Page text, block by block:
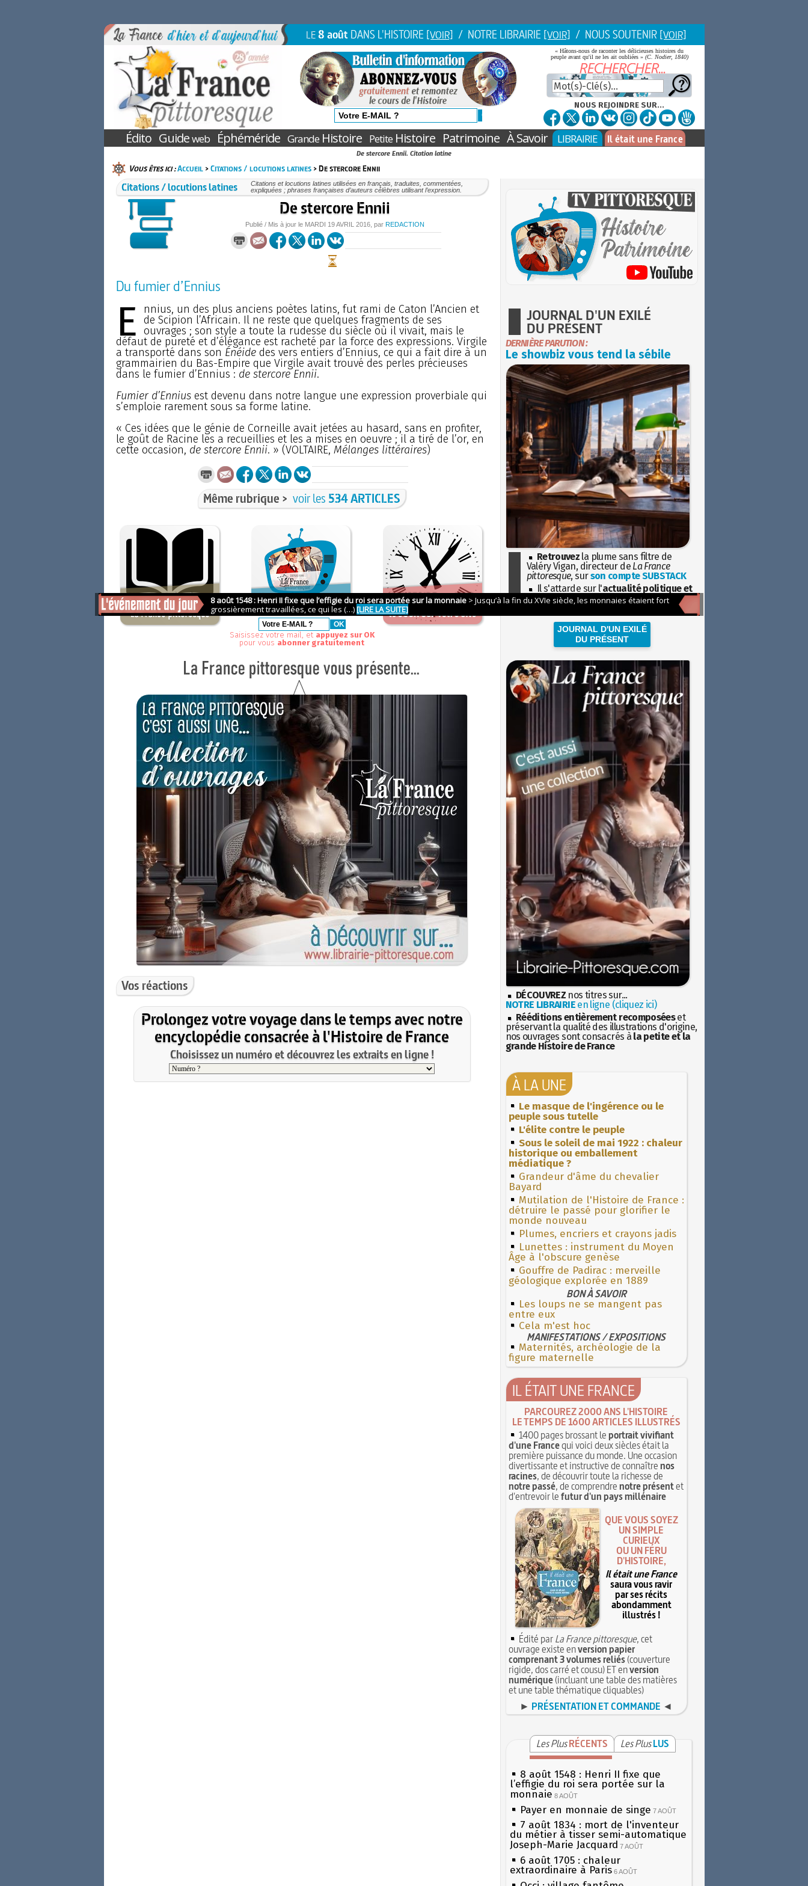
LE8 août DANS L'HISTOIRE [VOIR] / NOTRE LIBRAIRIE [VOIR] / NOUS SOUTENIR [VOIR]
« Hâtons-nous de raconter les délicieuses histoires du
peuple avant qu'il ne les ait oubliées » (C. Nodier, 1840)
NOUS REJOINDRE SUR...
Édito Guideweb Éphéméride GrandeHistoire PetiteHistoire Patrimoine À Savoir LIBRAIRIE Il était une France
De stercore Ennii. Citation latine
Vous êtes ici :Accueil>Citations / locutions latines> De stercore Ennii
Citations / locutions latines
Citations et locutions latines utilisées en français, traduites, commentées,
expliquées ; phrases françaises d’auteurs célèbres utilisant l’expression.
De stercore Ennii
Publié / Mis à jour le MARDI 19 AVRIL 2016 , par REDACTION
Du fumier d’Ennius
E
nnius, un des plus anciens poètes latins, fut rami de Caton l’Ancien et
de Scipion l’Africain. Il ne reste que quelques fragments de ses
ouvrages ; son style a toute la rudesse du siècle où il vivait, mais le
défaut de pureté et d’élégance est racheté par la force des expressions. Virgile
a transporté dans son Énéidedes vers entiers d’Ennius, ce qui a fait dire à un
grammairien du Bas-Empire que Virgile avait trouvé des perles précieuses
dans le fumier d’Ennius : de stercore Ennii.
Fumier d’Enniusest devenu dans notre langue une expression proverbiale qui
s’emploie rarement sous sa forme latine.
« Ces idées que le génie de Corneille avait jetées au hasard, sans en profiter,
le goût de Racine les a recueillies et les a mises en oeuvre ; il a tiré de l’or, en
cette occasion, de stercore Ennii. » (VOLTAIRE, Mélanges littéraires)
Même rubrique > voir les 534 ARTICLES
Saisissez votre mail, et appuyez sur OK
pour vous abonner gratuitement
Vos réactions
Prolongez votre voyage dans le temps avec notre
encyclopédie consacrée à l'Histoire de France
Choisissez un numéro et découvrez les extraits en ligne !
JOURNAL D'UN EXILÉ
DU PRÉSENT
DERNIÈRE PARUTION :
Le showbiz vous tend la sébile
Retrouvez la plume sans filtre de
Valéry Vigan, directeur de La France
pittoresque, surson compte SUBSTACK
Il s'attarde sur l'actualité politique et
sociétaleavec la hauteur de vue de
JOURNAL D'UN EXILÉ
DU PRÉSENT
DÉCOUVREZ nos titres sur...
NOTRE LIBRAIRIEen ligne (cliquez ici)
Rééditions entièrement recomposéeset
préservant la qualité des illustrations d'origine,
nos ouvrages sont consacrés à la petite et la
grande Histoire de France
À LA UNE
Le masque de l'ingérence ou le
peuple sous tutelle
L'élite contre le peuple
Sous le soleil de mai 1922 : chaleur
historique ou emballement
médiatique ?
Grandeur d'âme du chevalier
Bayard
Mutilation de l'Histoire de France :
détruire le passé pour glorifier le
monde nouveau
Plumes, encriers et crayons jadis
Lunettes : instrument du Moyen
Âge à l'obscure genèse
Gouffre de Padirac : merveille
géologique explorée en 1889
BON À SAVOIR
Les loups ne se mangent pas
entre eux
Cela m'est hoc
MANIFESTATIONS / EXPOSITIONS
Maternités, archéologie de la
figure maternelle
IL ÉTAIT UNE FRANCE
PARCOUREZ 2000 ANS L'HISTOIRE
LE TEMPS DE 1600 ARTICLES ILLUSTRÉS
1400 pages brossant leportrait vivifiant
d'une Francequi voici deux siècles était la
première puissance du monde. Une occasion
divertissante et instructive de connaîtrenos
racines, de découvrir toute la richesse de
notre passé, de comprendrenotre présentet
d'entrevoir lefutur d'un pays millénaire
QUE VOUS SOYEZ
UN SIMPLE
CURIEUX
OU UN FÉRU
D'HISTOIRE,
Il était une France
saura vous ravir
par ses récits
abondamment
illustrés !
Édité parLa France pittoresque, cet
ouvrage existe enversion papier
comprenant 3 volumes reliés(couverture
rigide, dos carré et cousu) ET enversion
numérique(incluant une table des matières
et une table thématique cliquables)
► PRÉSENTATION ET COMMANDE ◄
Les Plus RÉCENTS Les Plus LUS
8 août 1548 : Henri II fixe que
l’effigie du roi sera portée sur la
monnaie 8 AOÛT
Payer en monnaie de singe 7 AOÛT
7 août 1834 : mort de l'inventeur
du métier à tisser semi-automatique
Joseph-Marie Jacquard 7 AOÛT
6 août 1705 : chaleur
extraordinaire à Paris 6 AOÛT